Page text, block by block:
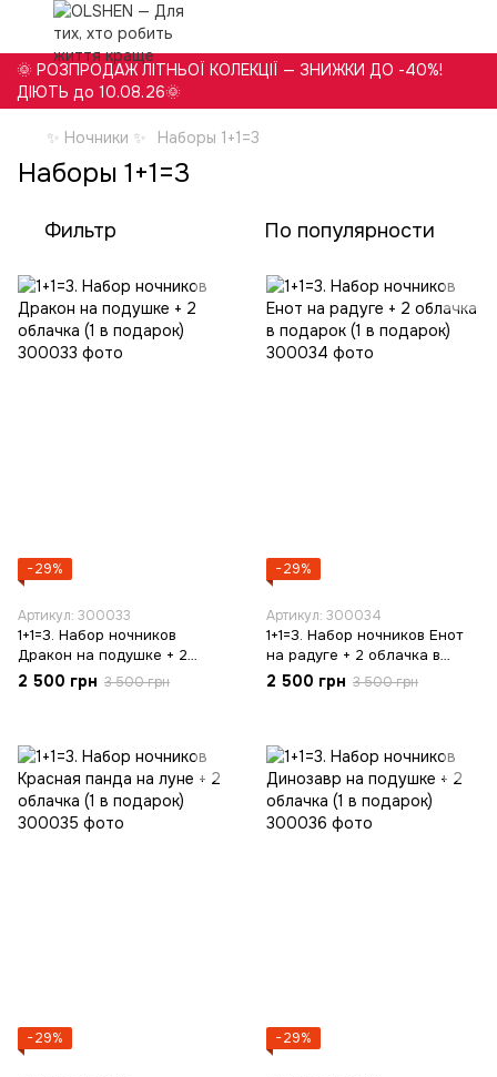
🌞 РОЗПРОДАЖ ЛІТНЬОЇ КОЛЕКЦІЇ — ЗНИЖКИ ДО -40%!
ДІЮТЬ до 10.08.26🌞
✨ Ночники ✨ Наборы 1+1=3
Наборы 1+1=3
Фильтр По популярности
−29%
Артикул: 300033
1+1=3. Набор ночников
Дракон на подушке + 2
облачка (1 в подарок)
2 500 грн 3 500 грн
−29%
Артикул: 300034
1+1=3. Набор ночников Енот
на радуге + 2 облачка в
подарок (1 в подарок)
2 500 грн 3 500 грн
−29% −29%